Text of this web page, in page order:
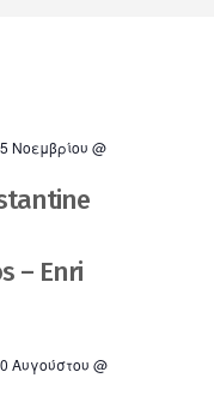
Νοεμβρίου @
– Enri
Αυγούστου @